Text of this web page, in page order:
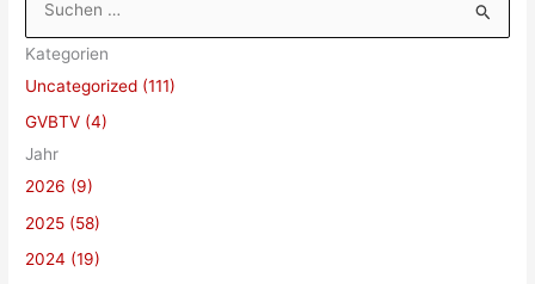
c
h
e
n
n
a
c
Kategorien
Uncategorized (111)
GVBTV (4)
Jahr
2026 (9)
2025 (58)
2024 (19)